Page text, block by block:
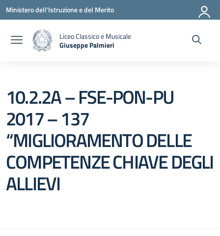
Vai ai contenuti
Vai al menu di navigazione
Vai al footer
Ministero dell'Istruzione e del Merito
Liceo Classico e Musicale
Giuseppe Palmieri
10.2.2A – FSE-PON-PU
2017 – 137
“MIGLIORAMENTO DELLE
COMPETENZE CHIAVE DEGLI
ALLIEVI